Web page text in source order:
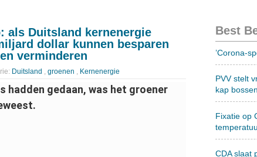
als Duitsland kernenergie
dollar kunnen besparen
verminderen
Duitsland , groenen , Kernenergie
hadden gedaan, was het groener
Best
’Corona-
PVV stelt
kap
Fixatie op
CDA slaat